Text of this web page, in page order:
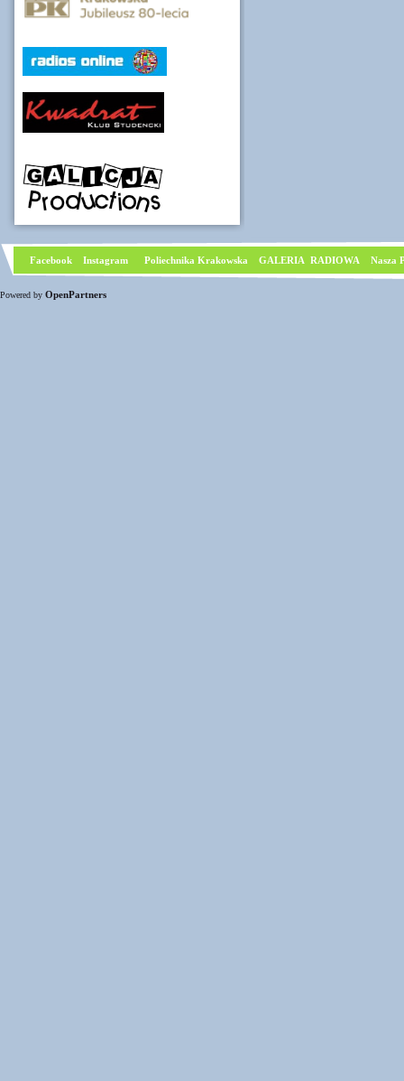
Facebook Instagram Poliechnika Krakowska GALERIA RADIOWA Nasza
Powered by OpenPartners